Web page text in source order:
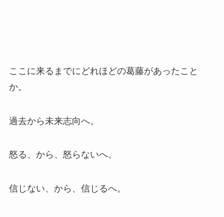
ここに来るまでにどれほどの葛藤があったこと
か。
過去から未来志向へ。
怒る、から、怒らないへ。
信じない、から、信じるへ。